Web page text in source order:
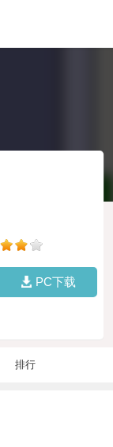
PC下载
排行